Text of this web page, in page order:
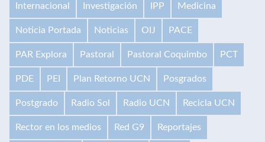
Internacional Investigación IPP Medicina
Noticia Portada Noticias OIJ PACE
PAR Explora Pastoral Pastoral Coquimbo PCT
PDE PEI Plan Retorno UCN Posgrados
Postgrado Radio Sol Radio UCN Recicla UCN
Rector en los medios Red G9 Reportajes